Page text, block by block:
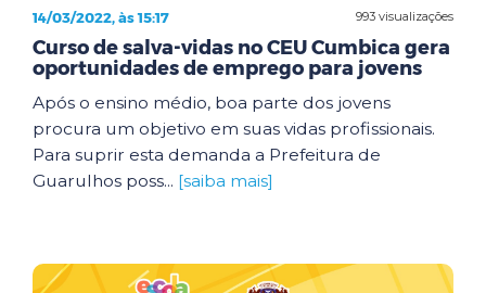
993 visualizações
14/03/2022, às 15:17
Curso de salva-vidas no CEU Cumbica gera
oportunidades de emprego para jovens
Após o ensino médio, boa parte dos jovens
procura um objetivo em suas vidas profissionais.
Para suprir esta demanda a Prefeitura de
Guarulhos poss... [saiba mais]